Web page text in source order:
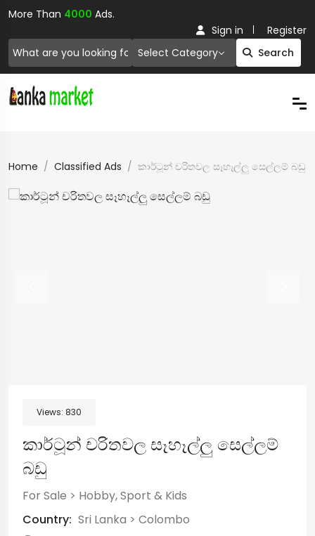
More Than 4000 Ads.
Select Category Search
Sign in Register
Home Classified Ads කාර්ටූන් චරිතවල සෑහෑල්ලු සෙල්ලම් බඩු
Views: 830
කාර්ටූන් චරිතවල සෑහෑල්ලු සෙල්ලම්
බඩු
For Sale > Hobby, Sport & Kids
Country: Sri Lanka > Colombo